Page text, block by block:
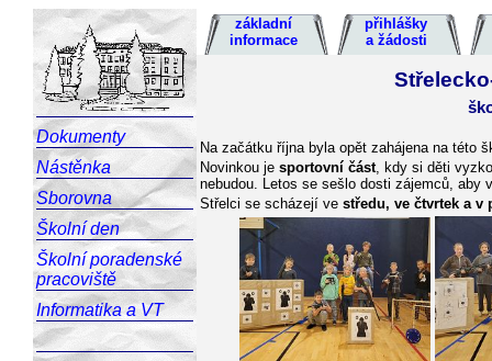
Dokumenty
Nástěnka
Sborovna
Školní den
Školní poradenské
pracoviště
Informatika a VT
základní
informace
přihlášky
a žádosti
Na začátku října byla opět zahájena na této
Novinkou je sportovní část, kdy si děti
nebudou. Letos se sešlo dosti zájemců, aby
Střelci se scházejí ve středu, ve čtvrtek a v